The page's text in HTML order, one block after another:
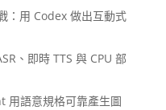
：用 Codex 做出互動式
、即時 TTS 與 CPU 部
用語意規格可靠產生圖